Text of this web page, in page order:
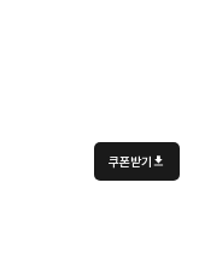
쿠폰받기